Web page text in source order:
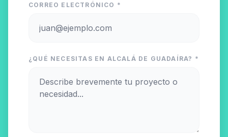
CORREO ELECTRÓNICO *
¿QUÉ NECESITAS EN ALCALÁ DE GUADAÍRA? *